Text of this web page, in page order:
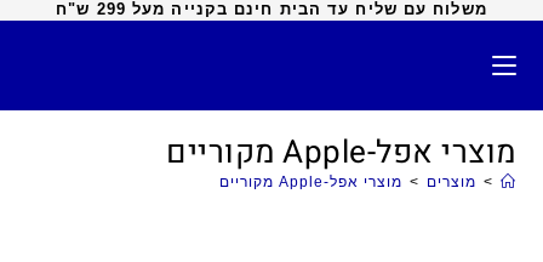
משלוח עם שליח עד הבית חינם בקנייה מעל 299 ש"ח
מוצרי אפל-Apple מקוריים
> מוצרים > מוצרי אפל-Apple מקוריים